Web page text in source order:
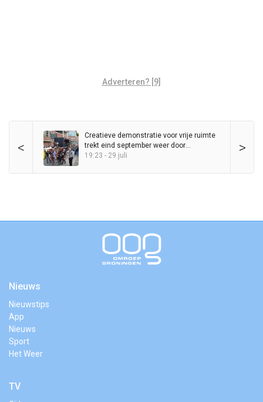
Adverteren? [9]
< >
Creatieve demonstratie voor vrije ruimte
trekt eind september weer door
binnenstad
19:23 - 29 juli
Nieuws
Nieuwstips
App
Nieuws
Sport
Het Weer
TV